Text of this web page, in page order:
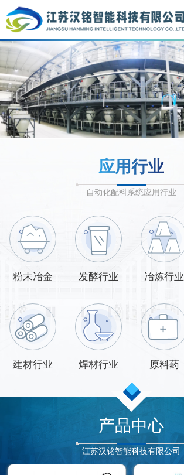
应用行业
自动化配料系统应用行业
粉末冶金 发酵行业 冶炼行业
建材行业 焊材行业 原料药
产品中心
江苏汉铭智能科技有限公司